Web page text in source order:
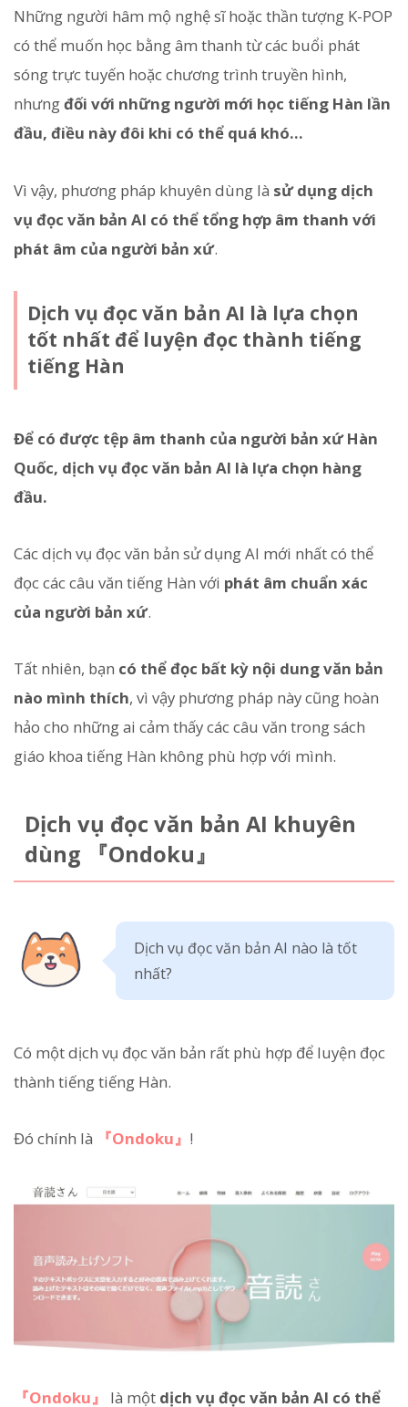
Những người hâm mộ nghệ sĩ hoặc thần tượng K-POP
có thể muốn học bằng âm thanh từ các buổi phát
sóng trực tuyến hoặc chương trình truyền hình,
nhưngđối với những người mới học tiếng Hàn lần
đầu, điều này đôi khi có thể quá khó...
Vì vậy, phương pháp khuyên dùng là sử dụng dịch
vụ đọc văn bản AI có thể tổng hợp âm thanh với
phát âm của người bản xứ.
Dịch vụ đọc văn bản AI là lựa chọn
tốt nhất để luyện đọc thành tiếng
tiếng Hàn
Để có được tệp âm thanh của người bản xứ Hàn
Quốc, dịch vụ đọc văn bản AI là lựa chọn hàng
đầu.
Các dịch vụ đọc văn bản sử dụng AI mới nhất có thể
đọc các câu văn tiếng Hàn với phát âm chuẩn xác
của người bản xứ.
Tất nhiên, bạn có thể đọc bất kỳ nội dung văn bản
nào mình thích, vì vậy phương pháp này cũng hoàn
hảo cho những ai cảm thấy các câu văn trong sách
giáo khoa tiếng Hàn không phù hợp với mình.
Dịch vụ đọc văn bản AI khuyên
dùng 『Ondoku』
Dịch vụ đọc văn bản AI nào là tốt
nhất?
Có một dịch vụ đọc văn bản rất phù hợp để luyện đọc
thành tiếng tiếng Hàn.
Đó chính là 『Ondoku』 !
『Ondoku』 là một dịch vụ đọc văn bản AI có thể